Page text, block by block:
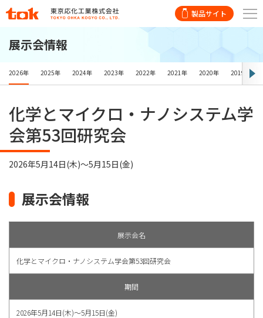
製品サイト
展示会情報
2026年 2025年 2024年 2023年 2022年 2021年 2020年 2019年
化学とマイクロ・ナノシステム学
会第53回研究会
2026年5月14日(木)〜5月15日(金)
展示会情報
展示会名
化学とマイクロ・ナノシステム学会第53回研究会
期間
2026年5月14日(木)〜5月15日(金)